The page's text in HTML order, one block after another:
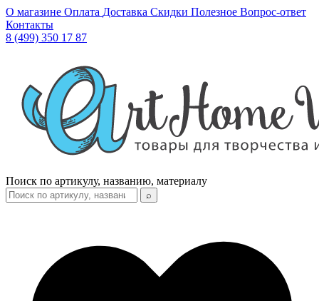
О магазине Оплата Доставка Скидки Полезное Вопрос-ответ
Контакты
8 (499) 350 17 87
Поиск по артикулу, названию, материалу
⌕